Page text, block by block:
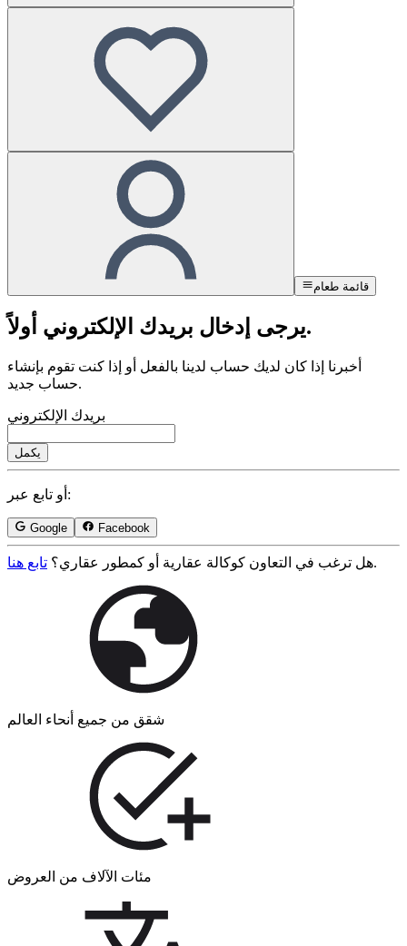
قائمة طعام
يرجى إدخال بريدك الإلكتروني أولاً.
أخبرنا إذا كان لديك حساب لدينا بالفعل أو إذا كنت تقوم بإنشاء
حساب جديد.
بريدك الإلكتروني
يكمل
أو تابع عبر:
Google Facebook
هل ترغب في التعاون كوكالة عقارية أو كمطور عقاري؟ تابع هنا .
شقق من جميع أنحاء العالم
مئات الآلاف من العروض